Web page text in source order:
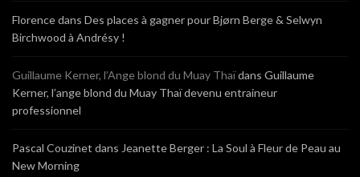
Florencedans Des places à gagner pour Bjørn Berge & Selwyn
Birchwood à Andrésy !
Guillaume Kerner, l’Ange blond du Muay Thaïdans Guillaume
Kerner, l’ange blond du Muay Thaï devenu entraineur
professionnel
Pascal Couzinet dans Jeanette Berger : La Soul à Fleur de Peau au
New Morning